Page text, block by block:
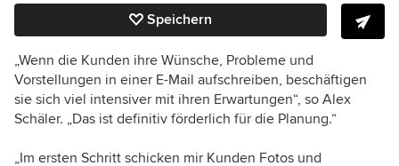
Speichern
„Wenn die Kunden ihre Wünsche, Probleme und
Vorstellungen in einer E-Mail aufschreiben, beschäftigen
sie sich viel intensiver mit ihren Erwartungen“, so Alex
Schäler. „Das ist definitiv förderlich für die Planung.“
„Im ersten Schritt schicken mir Kunden Fotos und